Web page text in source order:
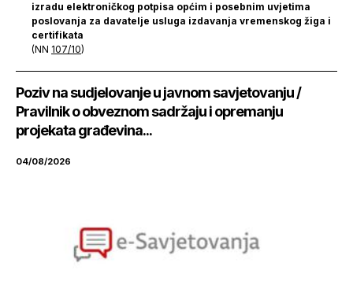
izradu elektroničkog potpisa općim i posebnim uvjetima
poslovanja za davatelje usluga izdavanja vremenskog žiga i
certifikata
(NN 107/10)
Poziv na sudjelovanje u javnom savjetovanju /
Pravilnik o obveznom sadržaju i opremanju
projekata građevina...
04/08/2026